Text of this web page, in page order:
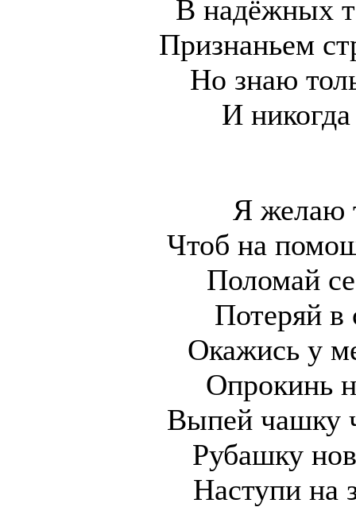
В надёжных
Признаньем
Но знаю
И
Я желаю
Чтоб на
Поломай
Потеряй в
Окажись у
Опрокинь
Выпей чашку
Рубашку
Наступи на